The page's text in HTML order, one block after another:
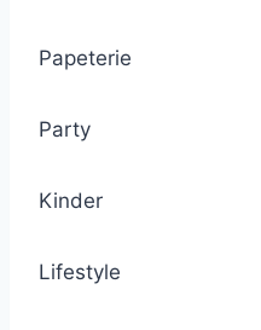
Papeterie
Party
Kinder
Lifestyle